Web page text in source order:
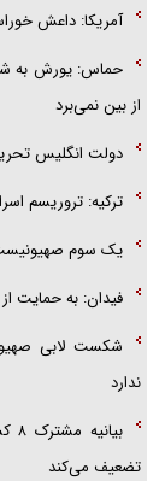
آمریکا: داعش
حماس: یورش به
از بین نمی‌برد
دولت انگلیس
ترکیه: تروریسم
یک سوم
فیدان: به حمایت از
شکست لابی
ندارد
تضعیف می‌کند